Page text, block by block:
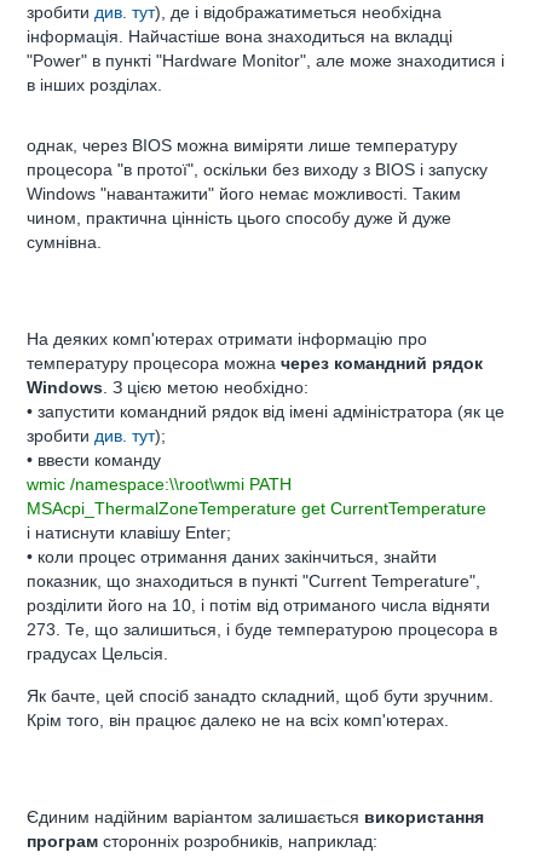
зробити див. тут), де і відображатиметься необхідна
інформація. Найчастіше вона знаходиться на вкладці
"Power" в пункті "Hardware Monitor", але може знаходитися і
в інших розділах.
однак, через BIOS можна виміряти лише температуру
процесора "в протої", оскільки без виходу з BIOS і запуску
Windows "навантажити" його немає можливості. Таким
чином, практична цінність цього способу дуже й дуже
сумнівна.
На деяких комп'ютерах отримати інформацію про
температуру процесора можначерез командний рядок
Windows . З цією метою необхідно:
• запустити командний рядок від імені адміністратора (як це
зробити див. тут);
• ввести команду
wmic /namespace:\\root\wmi PATH
MSAcpi_ThermalZoneTemperature get CurrentTemperature
і натиснути клавішу Enter;
• коли процес отримання даних закінчиться, знайти
показник, що знаходиться в пункті "Current Temperature",
розділити його на 10, і потім від отриманого числа відняти
273. Те, що залишиться, і буде температурою процесора в
градусах Цельсія.
Як бачте, цей спосіб занадто складний, щоб бути зручним.
Крім того, він працює далеко не на всіх комп'ютерах.
Єдиним надійним варіантом залишається використання
програм сторонніх розробників, наприклад: